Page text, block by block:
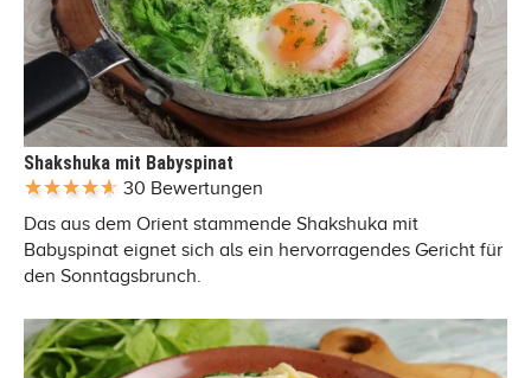
Shakshuka mit Babyspinat
30 Bewertungen
Das aus dem Orient stammende Shakshuka mit
Babyspinat eignet sich als ein hervorragendes Gericht für
den Sonntagsbrunch.